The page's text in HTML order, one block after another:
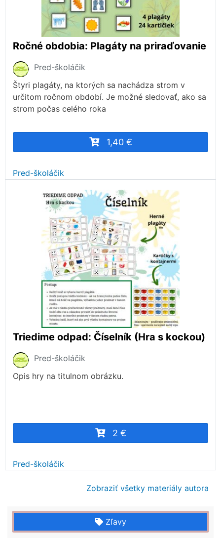
Ročné obdobia: Plagáty na priraďovanie
Pred-školáčik
Štyri plagáty, na ktorých sa nachádza strom v
určitom ročnom období. Je možné sledovať, ako sa
strom počas celého roka
1,40 €
Pred-školáčik
Triedime odpad: Číselník (Hra s kockou)
Pred-školáčik
Opis hry na titulnom obrázku.
2 €
Pred-školáčik
Zobraziť všetky materiály autora
Zľavy